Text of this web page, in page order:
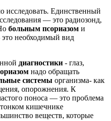
исследовать. Единственный
— это радиозонд,
больным псориазом и
необходимый вид
диагностики - глаз,
надо обращать
системы организма- как
опорожнения. К
поноса — это проблема
кишечнике
веществ, которые